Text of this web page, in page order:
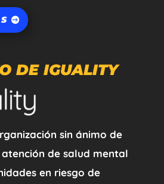
DE IGUALITY
sin ánimo de
de salud mental
en riesgo de